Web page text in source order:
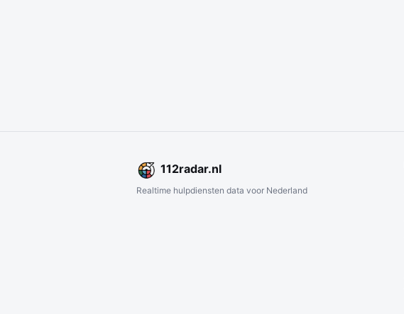
112radar.nl
Realtime hulpdiensten data voor Nederland